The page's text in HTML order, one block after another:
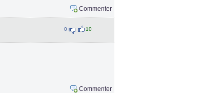
Commenter
0 10
Commenter